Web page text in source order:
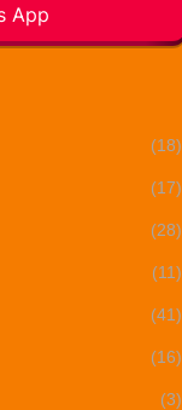
App
(18)
(17)
(28)
(11)
(41)
(16)
(3)